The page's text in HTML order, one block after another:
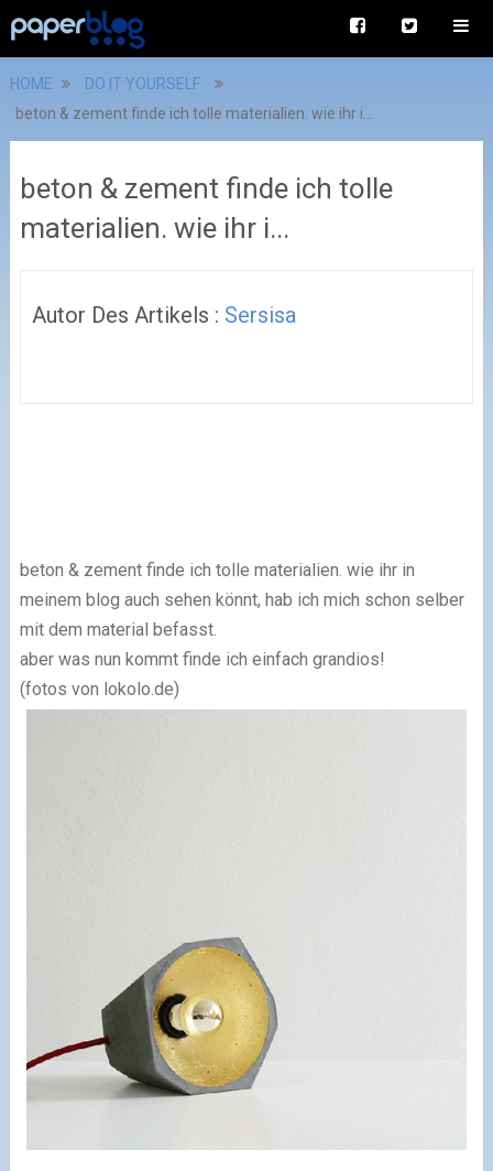
HOME
DO IT YOURSELF
beton & zement finde ich tolle materialien. wie ihr i...
beton & zement finde ich tolle
materialien. wie ihr i...
Autor Des Artikels : Sersisa
beton & zement finde ich tolle materialien. wie ihr in
meinem blog auch sehen könnt, hab ich mich schon selber
mit dem material befasst.
aber was nun kommt finde ich einfach grandios!
(fotos von lokolo.de)